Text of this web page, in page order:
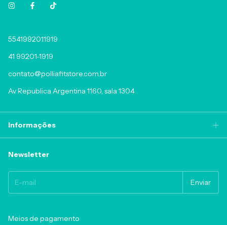
5541992011919
41 99201-1919
contato@polliafitstore.com.br
Av Republica Argentina 1160, sala 1304
Informações
Newsletter
Meios de pagamento